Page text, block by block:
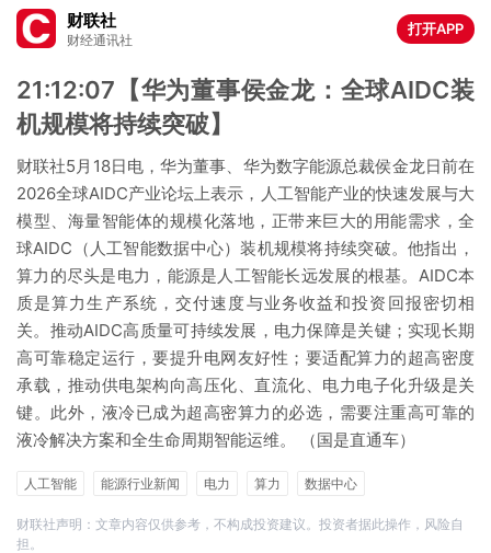
财联社
财经通讯社
打开APP
21:12:07【华为董事侯金龙：全球AIDC装
机规模将持续突破】
财联社5月18日电，华为董事、华为数字能源总裁侯金龙日前在
2026全球AIDC产业论坛上表示，人工智能产业的快速发展与大
模型、海量智能体的规模化落地，正带来巨大的用能需求，全
球AIDC（人工智能数据中心）装机规模将持续突破。他指出，
算力的尽头是电力，能源是人工智能长远发展的根基。AIDC本
质是算力生产系统，交付速度与业务收益和投资回报密切相
关。推动AIDC高质量可持续发展，电力保障是关键；实现长期
高可靠稳定运行，要提升电网友好性；要适配算力的超高密度
承载，推动供电架构向高压化、直流化、电力电子化升级是关
键。此外，液冷已成为超高密算力的必选，需要注重高可靠的
液冷解决方案和全生命周期智能运维。 （国是直通车）
人工智能 能源行业新闻 电力 算力 数据中心
财联社声明：文章内容仅供参考，不构成投资建议。投资者据此操作，风险自
担。